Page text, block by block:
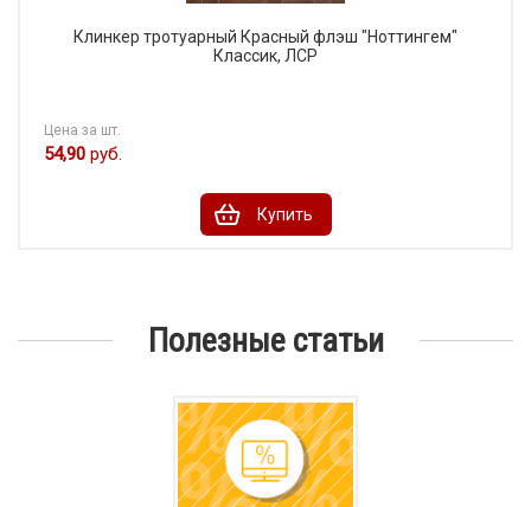
Клинкер тротуарный Красный флэш "Ноттингем"
Классик, ЛСР
Цена за шт.
54,90 руб.
Купить
Полезные статьи